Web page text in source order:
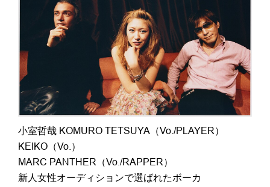
小室哲哉 KOMURO TETSUYA（Vo./PLAYER）
KEIKO（Vo.）
MARC PANTHER（Vo./RAPPER）
新人女性オーディションで選ばれたボーカ